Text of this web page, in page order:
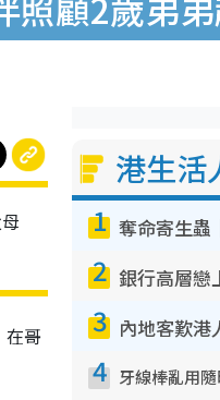
在哥
港生活
1
2
3
4